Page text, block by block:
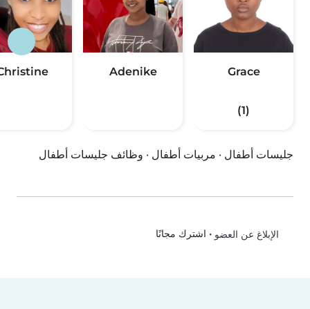
Grace
(1)
Adenike
جليسات أطفال · مربيات أطفال · وظائف جليسات أطفال
الإبلاغ عن العضو • اشترك مجانًا